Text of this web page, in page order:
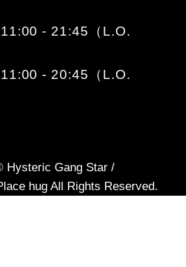
- 21:45（L.O.
- 20:45（L.O.
Hysteric Gang Star /
hug All Rights Reserved.